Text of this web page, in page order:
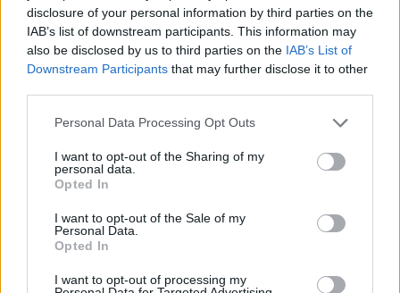
disclosure of your personal information by third parties on the
IAB’s list of downstream participants. This information may
also be disclosed by us to third parties on the IAB’s List of
Downstream Participants that may further disclose it to other
Personal Data Processing Opt Outs
I want to opt-out of the Sharing of my
personal data.
Opted In
I want to opt-out of the Sale of my
Personal Data.
Opted In
I want to opt-out of processing my
baronii din Moldova
au cerut, în CEx-ul
PSD, să fie “picată” în
Parlament legea
carantinei. Motivul: i-
ar ajuta la calculele